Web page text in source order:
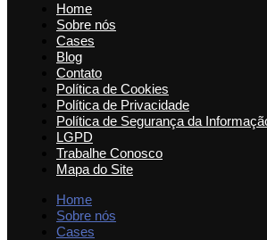
Home
Sobre nós
Cases
Blog
Contato
Política de Cookies
Política de Privacidade
Política de Segurança da
LGPD
Trabalhe Conosco
Mapa do Site
Home
Sobre nós
Cases